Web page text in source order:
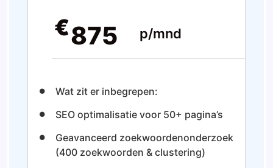
€875 p/mnd
Wat zit er inbegrepen:
SEO optimalisatie voor 50+ pagina’s
Geavanceerd zoekwoordenonderzoek
(400 zoekwoorden & clustering)